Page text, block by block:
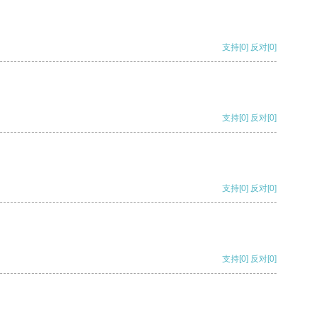
支持[0] 反对[0]
支持[0] 反对[0]
支持[0] 反对[0]
支持[0] 反对[0]